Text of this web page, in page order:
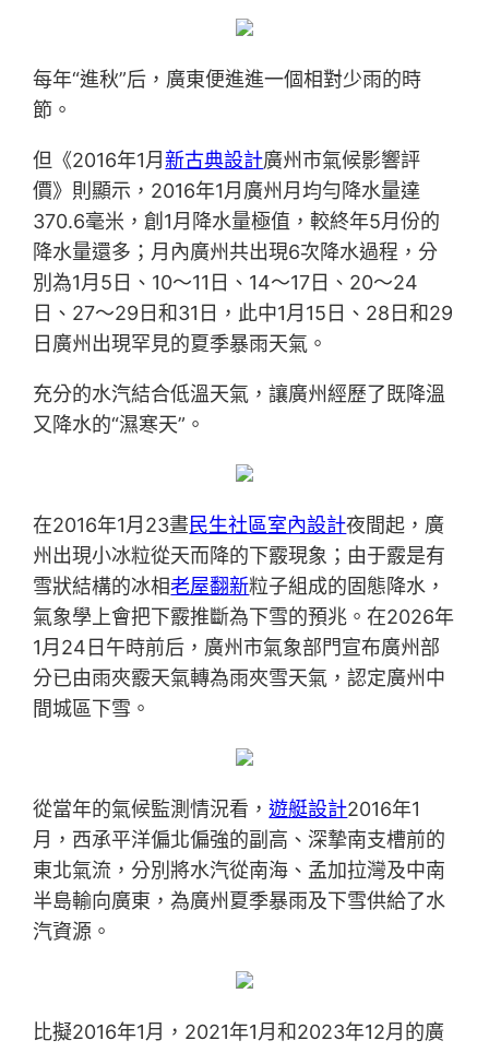
每年“進秋”后，廣東便進進一個相對少雨的時
節。
但《2016年1月新古典設計廣州市氣候影響評
價》則顯示，2016年1月廣州月均勻降水量達
370.6毫米，創1月降水量極值，較終年5月份的
降水量還多；月內廣州共出現6次降水過程，分
別為1月5日、10～11日、14～17日、20～24
日、27～29日和31日，此中1月15日、28日和29
日廣州出現罕見的夏季暴雨天氣。
充分的水汽結合低溫天氣，讓廣州經歷了既降溫
又降水的“濕寒天”。
在2016年1月23晝民生社區室內設計夜間起，廣
州出現小冰粒從天而降的下霰現象；由于霰是有
雪狀結構的冰相老屋翻新粒子組成的固態降水，
氣象學上會把下霰推斷為下雪的預兆。在2026年
1月24日午時前后，廣州市氣象部門宣布廣州部
分已由雨夾霰天氣轉為雨夾雪天氣，認定廣州中
間城區下雪。
從當年的氣候監測情況看，遊艇設計2016年1
月，西承平洋偏北偏強的副高、深摯南支槽前的
東北氣流，分別將水汽從南海、孟加拉灣及中南
半島輸向廣東，為廣州夏季暴雨及下雪供給了水
汽資源。
比擬2016年1月，2021年1月和2023年12月的廣